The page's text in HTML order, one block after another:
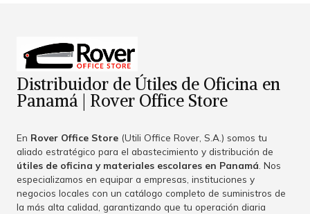
Distribuidor de Útiles de Oficina en
Panamá | Rover Office Store
En Rover Office Store (Utili Office Rover, S.A.) somos tu
aliado estratégico para el abastecimiento y distribución de
útiles de oficina y materiales escolares en Panamá . Nos
especializamos en equipar a empresas, instituciones y
negocios locales con un catálogo completo de suministros de
la más alta calidad, garantizando que tu operación diaria